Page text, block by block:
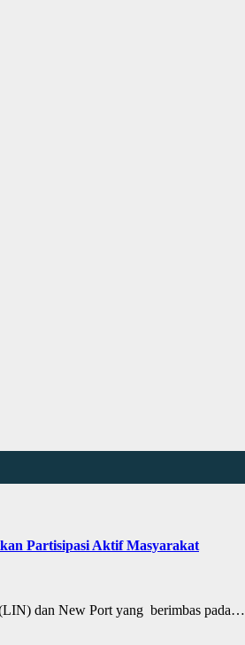
Partisipasi Aktif Masyarakat
dan New Port yang berimbas pada…